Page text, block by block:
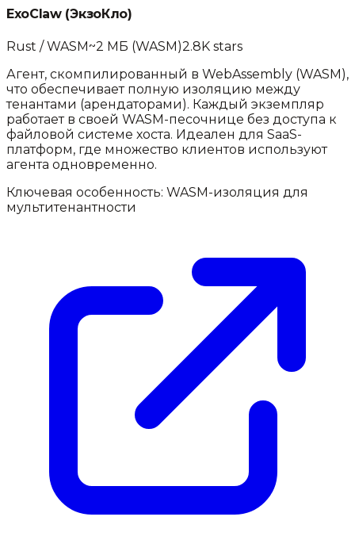
ExoClaw (ЭкзоКло)
Rust / WASM~2 МБ (WASM)2.8K stars
Агент, скомпилированный в WebAssembly (WASM),
что обеспечивает полную изоляцию между
тенантами (арендаторами). Каждый экземпляр
работает в своей WASM-песочнице без доступа к
файловой системе хоста. Идеален для SaaS-
платформ, где множество клиентов используют
агента одновременно.
Ключевая особенность: WASM-изоляция для
мультитенантности